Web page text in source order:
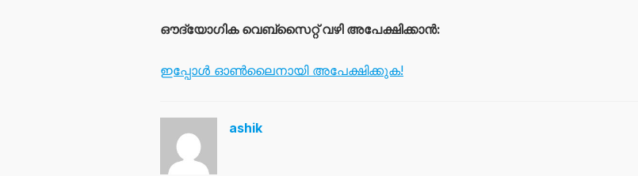
ഔദ്യോഗിക വെബ്സൈറ്റ് വഴി അപേക്ഷിക്കാൻ:
ഇപ്പോൾ ഓൺലൈനായി അപേക്ഷിക്കുക!
ashik